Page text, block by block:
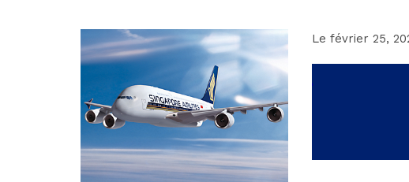
Le février 25,